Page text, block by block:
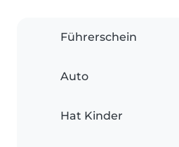
Führerschein
Auto
Hat Kinder